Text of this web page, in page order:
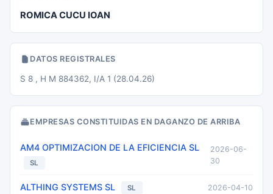
ROMICA CUCU IOAN
DATOS REGISTRALES
S 8 , H M 884362, I/A 1 (28.04.26)
EMPRESAS CONSTITUIDAS EN DAGANZO DE ARRIBA
AM4 OPTIMIZACION DE LA EFICIENCIA SL
SL
2026-06-
30
ALTHING SYSTEMS SL SL 2026-04-10